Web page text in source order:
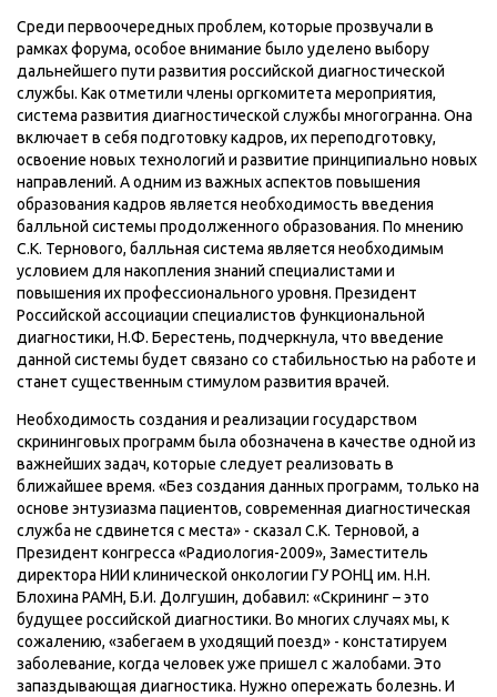
Среди первоочередных проблем, которые прозвучали в
рамках форума, особое внимание было уделено выбору
дальнейшего пути развития российской диагностической
службы. Как отметили члены оргкомитета мероприятия,
система развития диагностической службы многогранна. Она
включает в себя подготовку кадров, их переподготовку,
освоение новых технологий и развитие принципиально новых
направлений. А одним из важных аспектов повышения
образования кадров является необходимость введения
балльной системы продолженного образования. По мнению
С.К. Тернового, балльная система является необходимым
условием для накопления знаний специалистами и
повышения их профессионального уровня. Президент
Российской ассоциации специалистов функциональной
диагностики, Н.Ф. Берестень, подчеркнула, что введение
данной системы будет связано со стабильностью на работе и
станет существенным стимулом развития врачей.
Необходимость создания и реализации государством
скрининговых программ была обозначена в качестве одной из
важнейших задач, которые следует реализовать в
ближайшее время. «Без создания данных программ, только на
основе энтузиазма пациентов, современная диагностическая
служба не сдвинется с места» - сказал С.К. Терновой, а
Президент конгресса «Радиология-2009», Заместитель
директора НИИ клинической онкологии ГУ РОНЦ им. Н.Н.
Блохина РАМН, Б.И. Долгушин, добавил: «Скрининг – это
будущее российской диагностики. Во многих случаях мы, к
сожалению, «забегаем в уходящий поезд» - констатируем
заболевание, когда человек уже пришел с жалобами. Это
запаздывающая диагностика. Нужно опережать болезнь. И